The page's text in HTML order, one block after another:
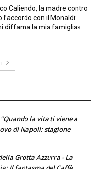
Caliendo, la madre contro
l’accordo con il Monaldi:
diffama la mia famiglia»
la vita ti viene a
di Napoli: stagione
Grotta Azzurra - La